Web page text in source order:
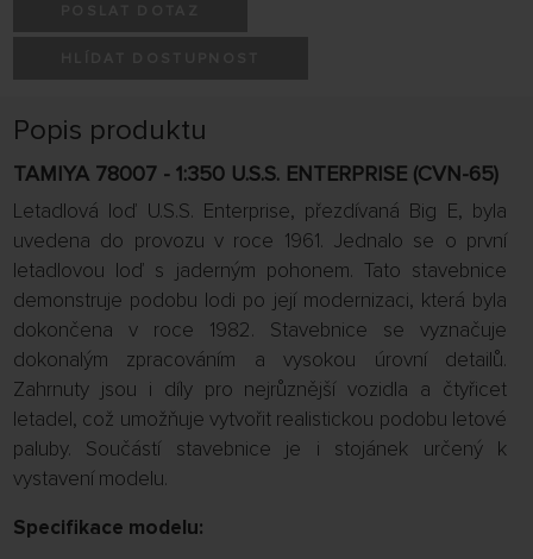
Popis produktu
TAMIYA 78007 - 1:350 U.S.S. ENTERPRISE (CVN-65)
Letadlová loď U.S.S. Enterprise, přezdívaná Big E, byla
uvedena do provozu v roce 1961. Jednalo se o první
letadlovou loď s jaderným pohonem. Tato stavebnice
demonstruje podobu lodi po její modernizaci, která byla
dokončena v roce 1982. Stavebnice se vyznačuje
dokonalým zpracováním a vysokou úrovní detailů.
Zahrnuty jsou i díly pro nejrůznější vozidla a čtyřicet
letadel, což umožňuje vytvořit realistickou podobu letové
paluby. Součástí stavebnice je i stojánek určený k
vystavení modelu.
Specifikace modelu: